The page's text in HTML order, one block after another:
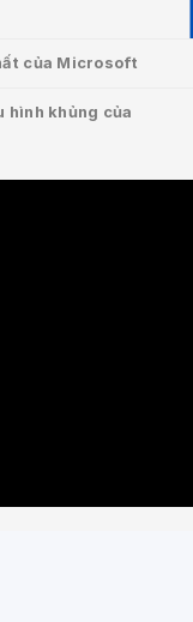
của Microsoft
hình khủng của